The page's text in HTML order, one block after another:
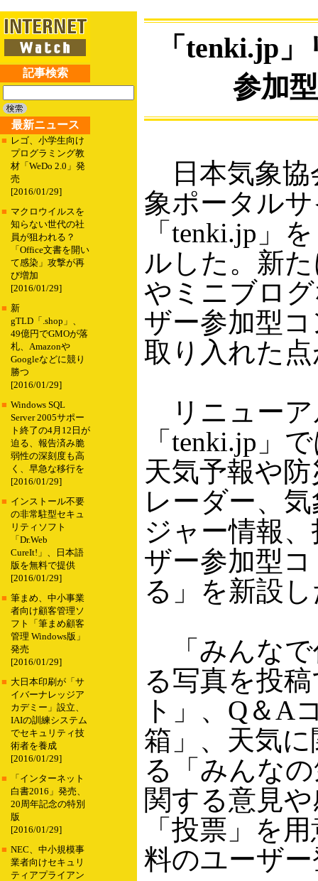
記事検索
最新ニュース
■ レゴ、小学生向け
プログラミング教
材「WeDo 2.0」発
売
[2016/01/29]
■ マクロウイルスを
知らない世代の社
員が狙われる？
「Office文書を開い
て感染」攻撃が再
び増加
[2016/01/29]
■ 新
gTLD「.shop」、
49億円でGMOが落
札、Amazonや
Googleなどに競り
勝つ
[2016/01/29]
■ Windows SQL
Server 2005サポー
ト終了の4月12日が
迫る、報告済み脆
弱性の深刻度も高
く、早急な移行を
[2016/01/29]
■ インストール不要
の非常駐型セキュ
リティソフト
「Dr.Web
CureIt!」、日本語
版を無料で提供
[2016/01/29]
■ 筆まめ、中小事業
者向け顧客管理ソ
フト「筆まめ顧客
管理 Windows版」
発売
[2016/01/29]
■ 大日本印刷が「サ
イバーナレッジア
カデミー」設立、
IAIの訓練システム
でセキュリティ技
術者を養成
[2016/01/29]
■
「インターネット
白書2016」発売、
20周年記念の特別
版
[2016/01/29]
■ NEC、中小規模事
業者向けセキュリ
ティアプライアン
「tenki.jp
参加
日本気象協
象ポータル
「tenki.jp」
ルした。新
やミニブロ
ザー参加型
取り入れた
リニューア
「tenki.jp」
天気予報や
レーダー、
ジャー情報
ザー参加型
る」を新設
「みんなで
る写真を投
ト」、Q＆A
箱」、天気
る「みんな
関する意見
「投票」を
料のユーザ